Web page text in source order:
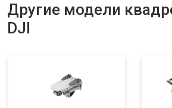
Другие модели
DJI